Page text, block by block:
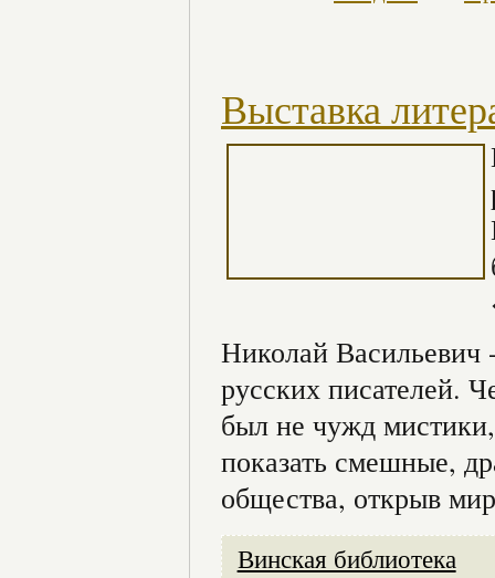
Выставка
Николай Васильевич
русских писателей.
был не чужд
показать смешные,
общества, открыв
Винская библиотека